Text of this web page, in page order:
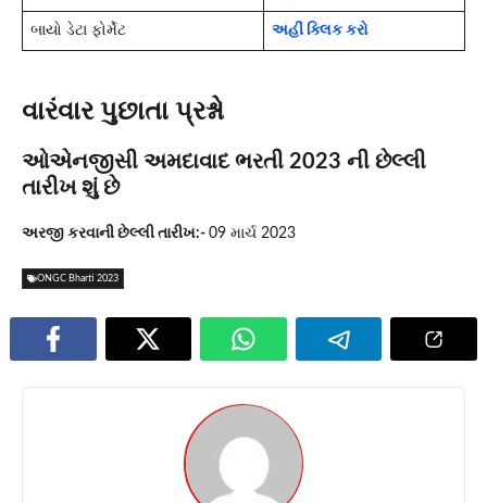
બાયો ડેટા ફોર્મેટ અહીં ક્લિક કરો
વારંવાર પુછાતા પ્રશ્નો
ઓએનજીસી અમદાવાદ ભરતી 2023 ની છેલ્લી
તારીખ શું છે
અરજી કરવાની છેલ્લી તારીખ:- 09 માર્ચ 2023
ONGC Bharti 2023